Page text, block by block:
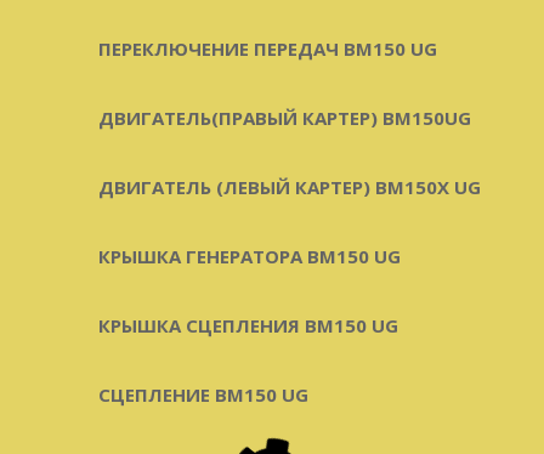
ПЕРЕКЛЮЧЕНИЕ ПЕРЕДАЧ BM150 UG
ДВИГАТЕЛЬ(ПРАВЫЙ КАРТЕР) ВМ150UG
ДВИГАТЕЛЬ (ЛЕВЫЙ КАРТЕР) BM150X UG
КРЫШКА ГЕНЕРАТОРА BM150 UG
КРЫШКА СЦЕПЛЕНИЯ BM150 UG
СЦЕПЛЕНИЕ BM150 UG